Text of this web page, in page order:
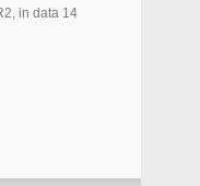
in data 14